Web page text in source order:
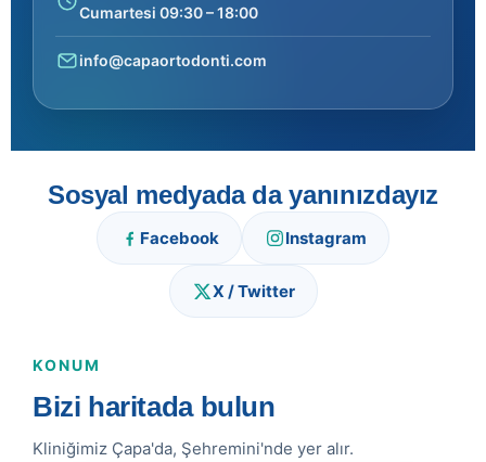
Cumartesi 09:30 – 18:00
info@capaortodonti.com
Sosyal medyada da yanınızdayız
Facebook Instagram
X / Twitter
KONUM
Bizi haritada bulun
Kliniğimiz Çapa'da, Şehremini'nde yer alır.